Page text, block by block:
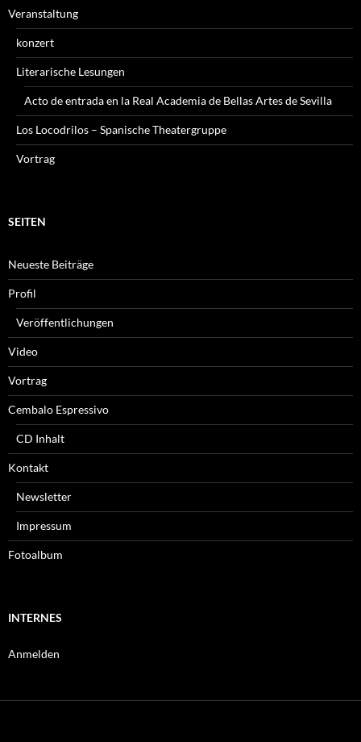
Veranstaltung
konzert
Literarische Lesungen
Acto de entrada en la Real Academia de Bellas Artes de Sevilla
Los Locodrilos – Spanische Theatergruppe
Vortrag
SEITEN
Neueste Beiträge
Profil
Veröffentlichungen
Video
Vortrag
Cembalo Espressivo
CD Inhalt
Kontakt
Newsletter
Impressum
Fotoalbum
INTERNES
Anmelden